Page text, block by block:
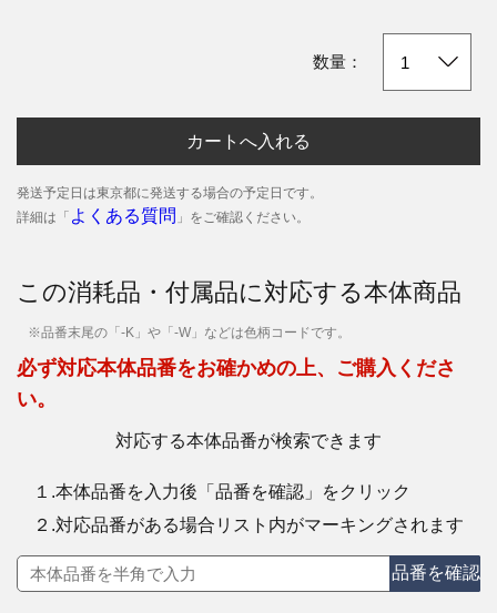
数量：
カートへ入れる
発送予定日は東京都に発送する場合の予定日です。
詳細は「 よくある質問 」をご確認ください。
この消耗品・付属品に対応する本体商品
※品番末尾の「-K」や「-W」などは色柄コードです。
必ず対応本体品番をお確かめの上、ご購入くださ
い。
対応する本体品番が検索できます
１.本体品番を入力後「品番を確認」をクリック
２.対応品番がある場合リスト内がマーキングされます
品番を確認